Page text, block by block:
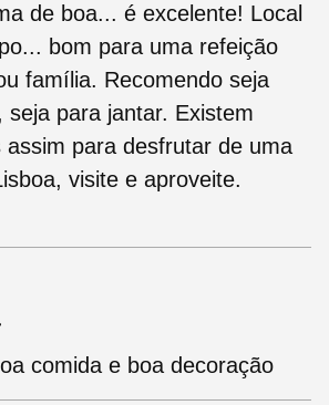
de boa... é excelente! Local
bom para uma refeição
família. Recomendo seja
seja para jantar. Existem
assim para desfrutar de uma
visite e aproveite.
comida e boa decoração